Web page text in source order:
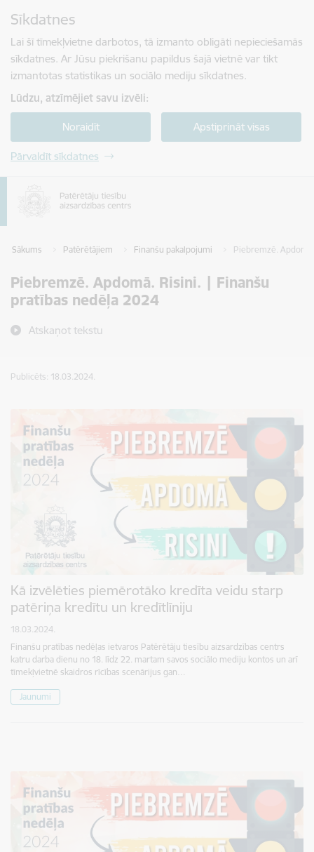
Sīkdatnes
Lai šī tīmekļvietne darbotos, tā izmanto obligāti nepieciešamās
sīkdatnes. Ar Jūsu piekrišanu papildus šajā vietnē var tikt
izmantotas statistikas un sociālo mediju sīkdatnes.
Lūdzu, atzīmējiet savu izvēli:
Noraidīt Apstiprināt visas
Pārvaldīt sīkdatnes
Sākums Patērētājiem Finanšu pakalpojumi Piebremzē.
Piebremzē. Apdomā. Risini. | Finanšu
pratības nedēļa 2024
Atskaņot tekstu
Publicēts: 18.03.2024.
Kā izvēlēties piemērotāko kredīta veidu starp
patēriņa kredītu un kredītlīniju
18.03.2024.
Finanšu pratības nedēļas ietvaros Patērētāju tiesību aizsardzības centrs
katru darba dienu no 18. līdz 22. martam savos sociālo mediju kontos un arī
tīmekļvietnē skaidros rīcības scenārijus gan…
Jaunumi